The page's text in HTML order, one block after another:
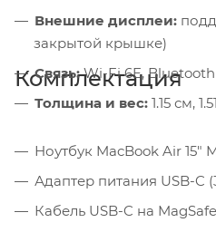
Внешние дисплеи:
закрытой крышке)
Связь:Wi-Fi 6E, Bluetooth
Толщина и вес: 1.15 см,
Комплектация
Ноутбук MacBook Air 15"
Адаптер питания USB-C
Кабель USB-C на